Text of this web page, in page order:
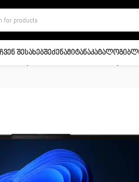
Ჩვენ ᲨესახებᲨეძენაᲛიტანაᲙატალოგი